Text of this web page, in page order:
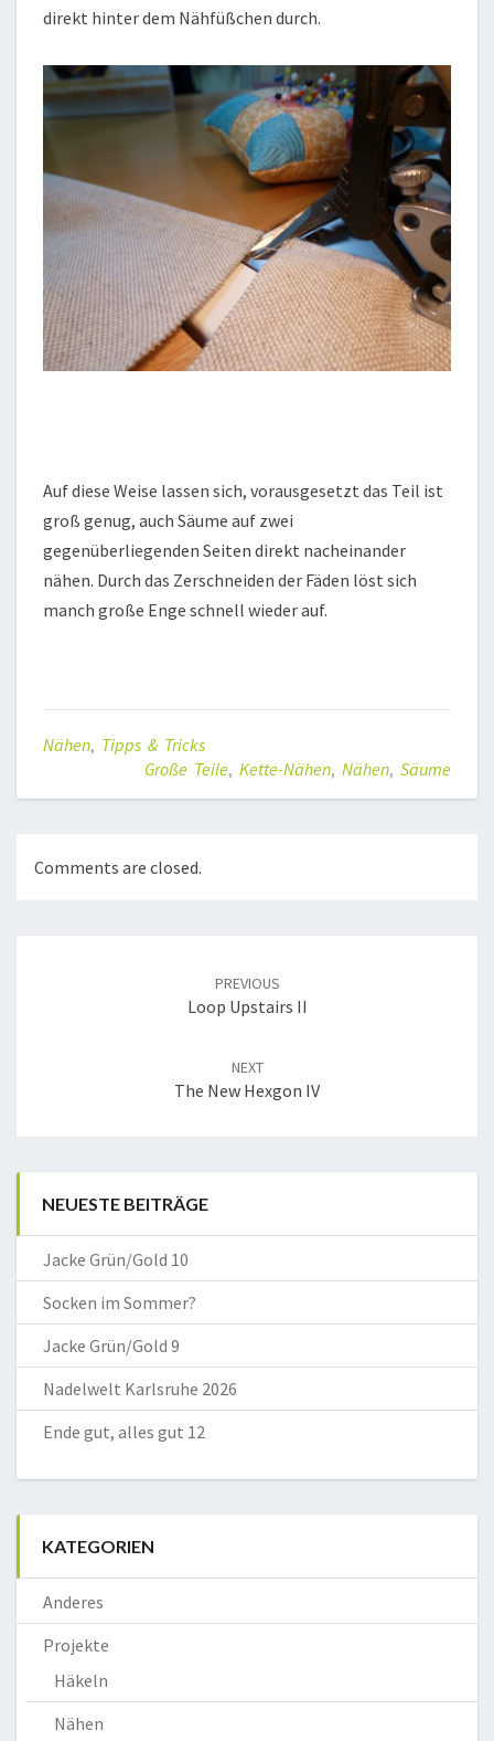
direkt hinter dem Nähfüßchen durch.
Auf diese Weise lassen sich, vorausgesetzt das Teil ist
groß genug, auch Säume auf zwei
gegenüberliegenden Seiten direkt nacheinander
nähen. Durch das Zerschneiden der Fäden löst sich
manch große Enge schnell wieder auf.
Nähen, Tipps & Tricks
Große Teile, Kette-Nähen, Nähen, Säume
Comments are closed.
PREVIOUS
Loop Upstairs II
NEXT
The New Hexgon IV
NEUESTE BEITRÄGE
Jacke Grün/Gold 10
Socken im Sommer?
Jacke Grün/Gold 9
Nadelwelt Karlsruhe 2026
Ende gut, alles gut 12
KATEGORIEN
Anderes
Projekte
Häkeln
Nähen